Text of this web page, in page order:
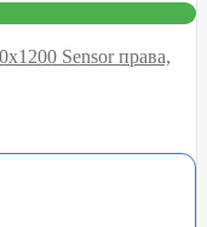
Sensor права,